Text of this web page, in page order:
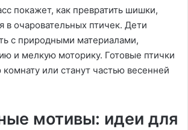
покажет, как превратить шишки,
в очаровательных птичек. Дети
с природными материалами,
и мелкую моторику. Готовые птички
комнату или станут частью весенней
мотивы: идеи для